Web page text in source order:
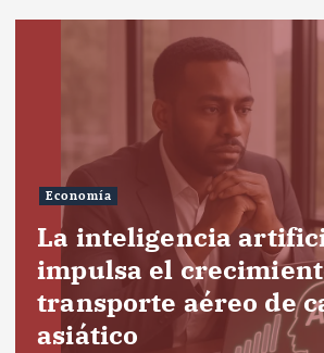
Economía
La inteligencia
impulsa el
transporte aéreo de
asiático